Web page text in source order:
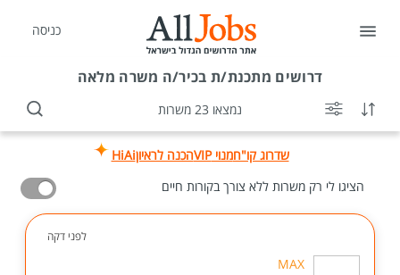
כניסה
דרושים מתכנת/ת בכיר/ה משרה מלאה
נמצאו 23 משרות
שדרוג קו"חמנוי VIP הכנה לראיוןHiAi
הציגו לי רק משרות ללא צורך בקורות חיים
לפני דקה
MAX